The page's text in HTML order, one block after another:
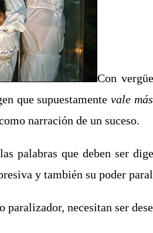
Con
que supuestamente vale
narración de un suceso.
palabras que deben ser
y también su poder
paralizador, necesitan ser